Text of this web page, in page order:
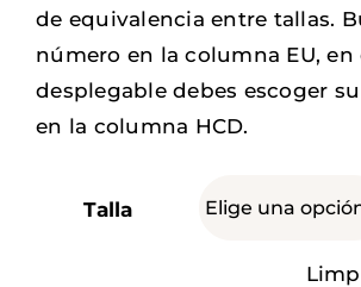
de equivalencia entre tallas.
número en la columna EU, en
desplegable debes escoger
en la columna HCD.
Talla